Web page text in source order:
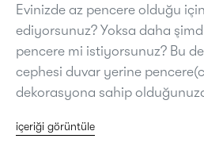
Evinizde az pencere olduğu
ediyorsunuz? Yoksa daha
pencere mi istiyorsunuz? Bu
cephesi duvar yerine
dekorasyona sahip
içeriği görüntüle